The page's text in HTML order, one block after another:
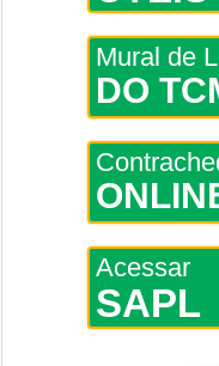
Mural de
DO
Acessar
SAPL